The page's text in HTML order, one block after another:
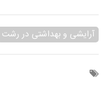
آرایشی و بهداشتی در رشت